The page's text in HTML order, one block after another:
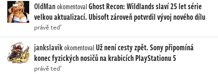
OldManokomentovalGhost Recon: Wildlands slaví 25 let série
velkou aktualizací. Ubisoft zároveň potvrdil vývoj nového dílu
právě teď
jankslavikokomentovalUž není cesty zpět. Sony připomíná
konec fyzických nosičů na krabicích PlayStationu 5
právě teď